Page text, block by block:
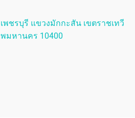
พชรบุรี แขวงมักกะสัน เขตราชเทวี
พมหานคร 10400